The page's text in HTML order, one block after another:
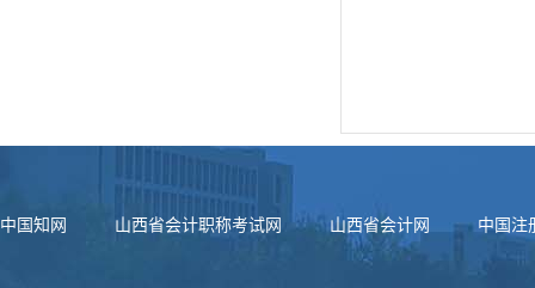
中国知网 山西省会计职称考试网 山西省会计网 中国注